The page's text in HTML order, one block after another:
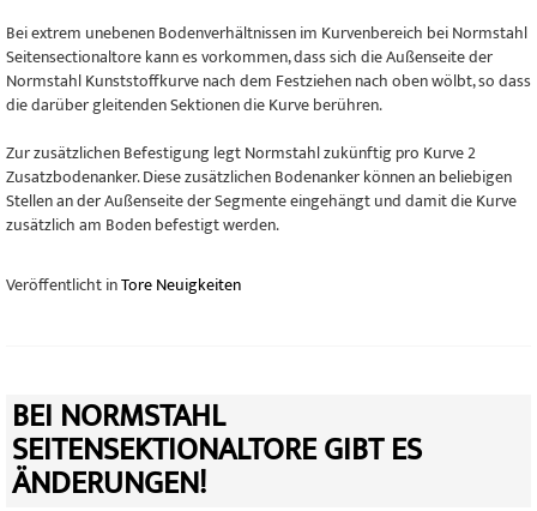
Bei extrem unebenen Bodenverhältnissen im Kurvenbereich bei Normstahl
Seitensectionaltore kann es vorkommen, dass sich die Außenseite der
Normstahl Kunststoffkurve nach dem Festziehen nach oben wölbt, so dass
die darüber gleitenden Sektionen die Kurve berühren.
Zur zusätzlichen Befestigung legt Normstahl zukünftig pro Kurve 2
Zusatzbodenanker. Diese zusätzlichen Bodenanker können an beliebigen
Stellen an der Außenseite der Segmente eingehängt und damit die Kurve
zusätzlich am Boden befestigt werden.
Veröffentlicht inTore Neuigkeiten
BEI NORMSTAHL
SEITENSEKTIONALTORE GIBT ES
ÄNDERUNGEN!